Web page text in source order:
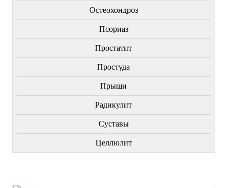
Остеохондроз
Пcориаз
Простатит
Простуда
Прыщи
Радикулит
Суставы
Целлюлит